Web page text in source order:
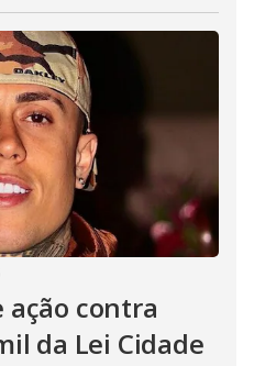
ação contra
da Lei Cidade